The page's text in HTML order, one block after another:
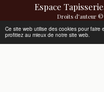
Ce site web utilise des cookies pour faire
profitiez au mieux de notre site web.
Espace
Droits d'auteur ©
Atelier de nettoyage restauration-
Confidentialité